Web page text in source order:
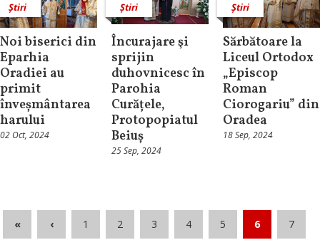
Știri
Noi biserici din
Eparhia
Oradiei au
primit
înveșmântarea
harului
02 Oct, 2024
Știri
Încurajare şi
sprijin
duhovnicesc în
Parohia
Curățele,
Protopopiatul
Beiuș
25 Sep, 2024
Știri
Sărbătoare la
Liceul Ortodox
„Episcop
Roman
Ciorogariu” din
Oradea
18 Sep, 2024
« ‹ 1 2 3 4 5 6 7